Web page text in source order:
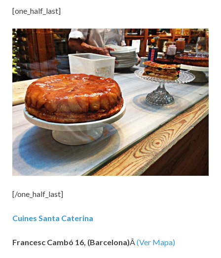
[one_half_last]
[/one_half_last]
Cuines Santa Caterina
Francesc Cambó 16, (Barcelona)Â(Ver Mapa)